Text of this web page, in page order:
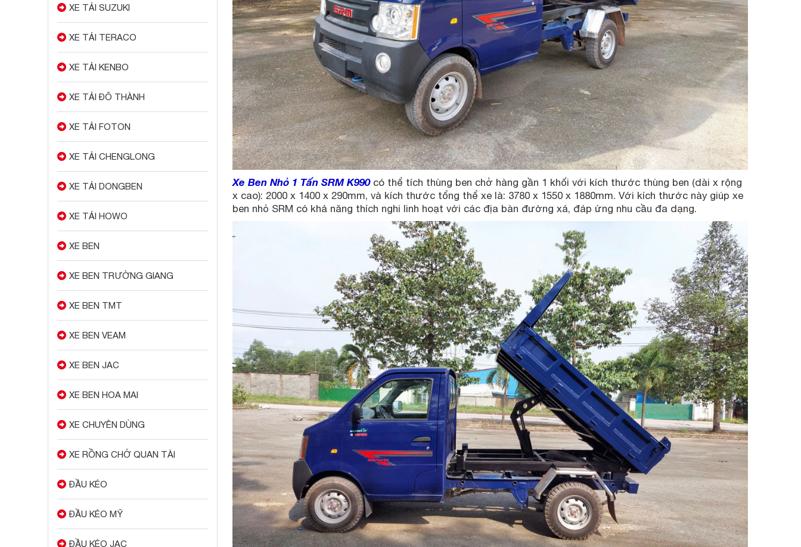
XE TẢI SUZUKI
XE TẢI TERACO
XE TẢI KENBO
XE TẢI ĐÔ THÀNH
XE TẢI FOTON
XE TẢI CHENGLONG
XE TẢI DONGBEN
XE TẢI HOWO
XE BEN
XE BEN TRƯỜNG GIANG
XE BEN TMT
XE BEN VEAM
XE BEN JAC
XE BEN HOA MAI
XE CHUYÊN DÙNG
XE RỒNG CHỞ QUAN TÀI
ĐẦU KÉO
ĐẦU KÉO MỸ
ĐẦU KÉO JAC
Xe Ben Nhỏ 1 Tấn SRM K990có thể tích thùng ben chở hàng gần 1 khối với kích thước thùng ben (dài x rộng
x cao): 2000 x 1400 x 290mm, và kích thước tổng thể xe là: 3780 x 1550 x 1880mm. Với kích thước này giúp xe
ben nhỏ SRM có khả năng thích nghi linh hoạt với các địa bàn đường xá, đáp ứng nhu cầu đa dạng.